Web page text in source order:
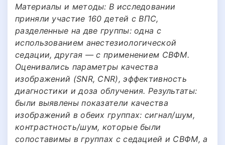
Материалы и методы: В исследовании
приняли участие 160 детей с ВПС,
разделенные на две группы: одна с
использованием анестезиологической
седации, другая — с применением СВФМ.
Оценивались параметры качества
изображений (SNR, CNR), эффективность
диагностики и доза облучения. Результаты:
были выявлены показатели качества
изображений в обеих группах: сигнал/шум,
контрастность/шум, которые были
сопоставимы в группах с седацией и СВФМ, а